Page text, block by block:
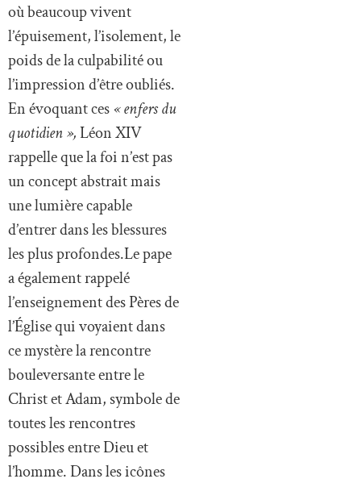
où beaucoup vivent
l’épuisement, l’isolement, le
poids de la culpabilité ou
l’impression d’être oubliés.
En évoquant ces« enfers du
quotidien »,Léon XIV
rappelle que la foi n’est pas
un concept abstrait mais
une lumière capable
d’entrer dans les blessures
les plus profondes.Le pape
a également rappelé
l’enseignement des Pères de
l’Église qui voyaient dans
ce mystère la rencontre
bouleversante entre le
Christ et Adam, symbole de
toutes les rencontres
possibles entre Dieu et
l’homme. Dans les icônes